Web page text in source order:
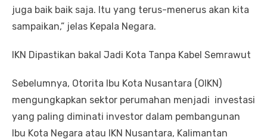
juga baik baik saja. Itu yang terus-menerus akan kita
sampaikan,” jelas Kepala Negara.
IKN Dipastikan bakal Jadi Kota Tanpa Kabel Semrawut
Sebelumnya, Otorita Ibu Kota Nusantara (OIKN)
mengungkapkan sektor perumahan menjadi investasi
yang paling diminati investor dalam pembangunan
Ibu Kota Negara atau IKN Nusantara, Kalimantan